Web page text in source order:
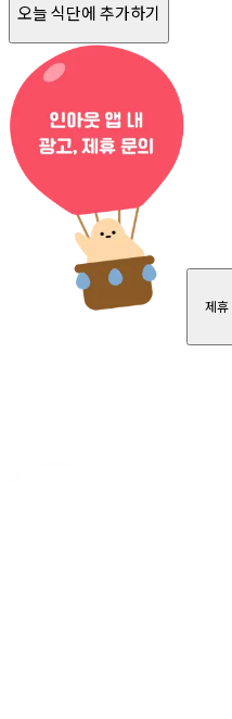
오늘 식단에 추가하기
제휴